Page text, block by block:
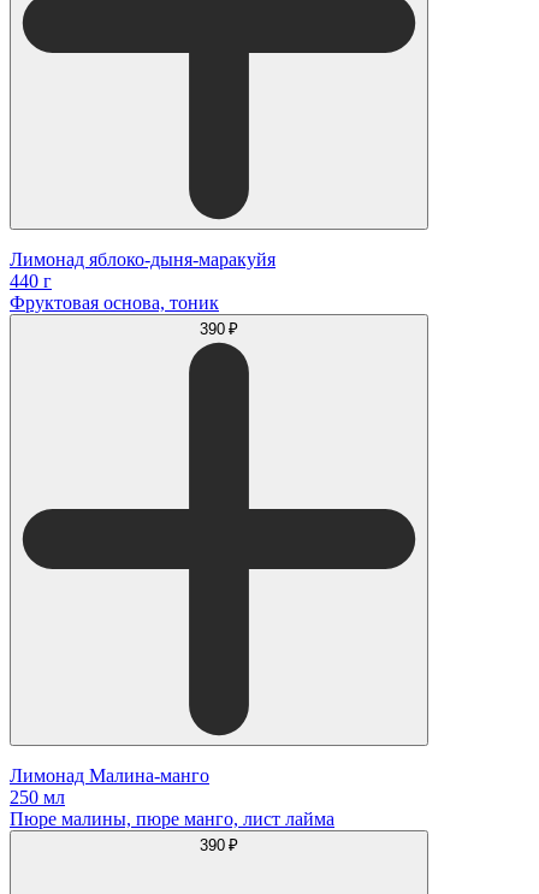
Лимонад яблоко-дыня-маракуйя
440 г
Фруктовая основа, тоник
390 ₽
Лимонад Малина-манго
250 мл
Пюре малины, пюре манго, лист лайма
390 ₽